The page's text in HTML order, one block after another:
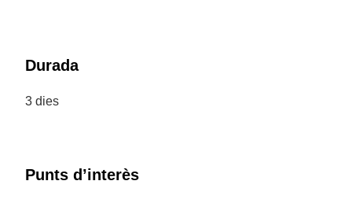
Durada
3 dies
Punts d’interès